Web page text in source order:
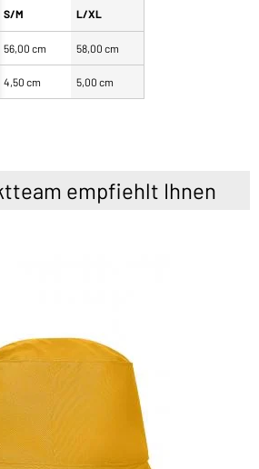
S/M L/XL
56,00 cm 58,00 cm
4,50 cm 5,00 cm
empfiehlt Ihnen